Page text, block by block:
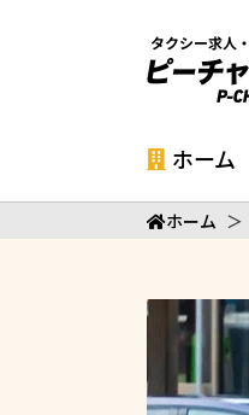
ホーム
ホーム ＞